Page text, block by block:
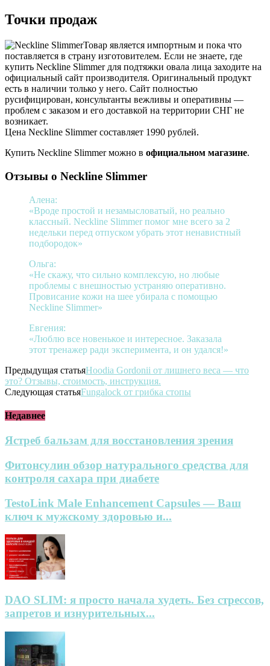
Точки продаж
Товар является импортным и пока что
поставляется в страну изготовителем. Если не знаете, где
купить Neckline Slimmer для подтяжки овала лица заходите на
официальный сайт производителя. Оригинальный продукт
есть в наличии только у него. Сайт полностью
русифицирован, консультанты вежливы и оперативны —
проблем с заказом и его доставкой на территории СНГ не
возникает.
Цена Neckline Slimmer составляет 1990 рублей.
Купить Neckline Slimmer можно в официальном магазине.
Отзывы о Neckline Slimmer
Алена:
«Вроде простой и незамысловатый, но реально
классный. Neckline Slimmer помог мне всего за 2
недельки перед отпуском убрать этот ненавистный
подбородок»
Ольга:
«Не скажу, что сильно комплексую, но любые
проблемы с внешностью устраняю оперативно.
Провисание кожи на шее убирала с помощью
Neckline Slimmer»
Евгения:
«Люблю все новенькое и интересное. Заказала
этот тренажер ради эксперимента, и он удался!»
Предыдущая статьяHoodia Gordonii от лишнего веса — что
это? Отзывы, стоимость, инструкция.
Следующая статьяFungalock от грибка стопы
Недавнее
Ястреб бальзам для восстановления зрения
Фитонсулин обзор натурального средства для
контроля сахара при диабете
TestoLink Male Enhancement Capsules — Ваш
ключ к мужскому здоровью и...
DAO SLIM: я просто начала худеть. Без стрессов,
запретов и изнурительных...